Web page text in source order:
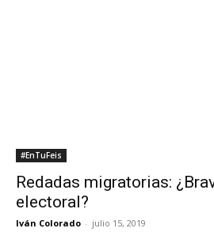
#EnTuFeis
Redadas migratorias:
electoral?
Iván Colorado - julio 15, 2019